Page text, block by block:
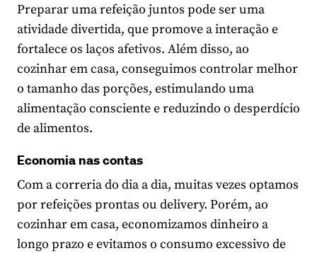
Preparar uma refeição juntos pode ser uma
atividade divertida, que promove a interação e
fortalece os laços afetivos. Além disso, ao
cozinhar em casa, conseguimos controlar melhor
o tamanho das porções, estimulando uma
alimentação consciente e reduzindo o desperdício
de alimentos.
Economia nas contas
Com a correria do dia a dia, muitas vezes optamos
por refeições prontas ou delivery. Porém, ao
cozinhar em casa, economizamos dinheiro a
longo prazo e evitamos o consumo excessivo de